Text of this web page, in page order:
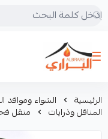
البراري للرحلات
الرئيسية الشواء ومواقد
المناقل وذرايات منقل